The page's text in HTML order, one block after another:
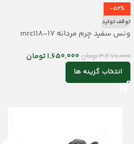
-52%
توقف تولید
ونس سفید چرم مردانه mrc118-17
3,470,000تومان1,650,000تومان
انتخاب گزینه ها